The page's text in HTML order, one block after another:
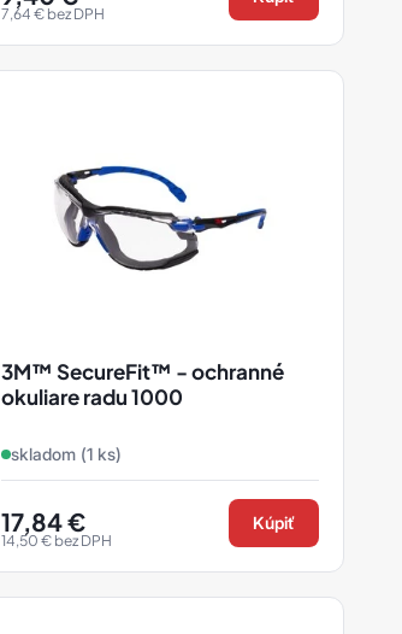
7,64 €bez DPH
3M™ SecureFit™ - ochranné
okuliare radu 1000
skladom (1 ks)
17,84€
14,50 €bez DPH
Kúpiť